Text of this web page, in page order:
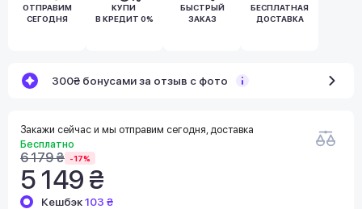
ОТПРАВИМ
СЕГОДНЯ
КУПИ
В КРЕДИТ 0%
БЫСТРЫЙ
ЗАКАЗ
БЕСПЛАТНАЯ
ДОСТАВКА
300₴ бонусами за отзыв с фото
Закажи сейчас и мы отправим сегодня, доставка
Бесплатно
6 179 ₴ -17%
5 149 ₴
Кешбэк103 ₴